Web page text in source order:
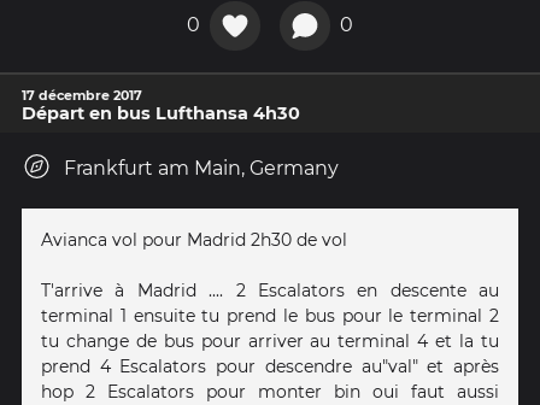
0 0
17 décembre 2017
Départ en bus Lufthansa 4h30
Frankfurt am Main, Germany
Avianca vol pour Madrid 2h30 de vol
T'arrive à Madrid .... 2 Escalators en descente au
terminal 1 ensuite tu prend le bus pour le terminal 2
tu change de bus pour arriver au terminal 4 et la tu
prend 4 Escalators pour descendre au"val" et après
hop 2 Escalators pour monter bin oui faut aussi